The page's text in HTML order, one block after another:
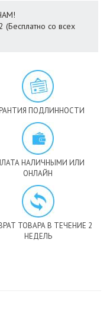
со всех
ПОДЛИННОСТИ
НАЛИЧНЫМИ ИЛИ
ОНЛАЙН
ТОВАРА В ТЕЧЕНИЕ 2
НЕДЕЛЬ